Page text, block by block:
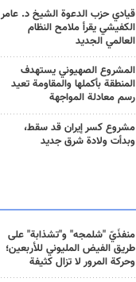
قيادي حزب الدعوة الشيخ د. عامر
الكفيشي يقرأ ملامح النظام
العالمي الجديد
المشروع الصهيوني يستهدف
المنطقة بأكملها والمقاومة تعيد
رسم معادلة المواجهة
مشروع كسر إيران قد سقط،
وبدأت ولادة شرق جديد
منفذَيّ "شلمجه" و"تشذابة" على
طريق الفيض المليوني للأربعين؛
وحركة المرور لا تزال كثيفة